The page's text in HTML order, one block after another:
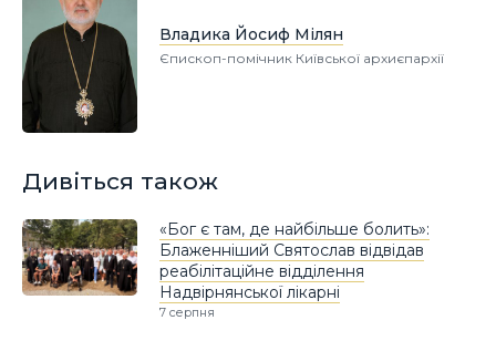
Владика Йосиф Мілян
Єпископ-помічник Київської архиєпархії
Дивіться також
«Бог є там, де найбільше болить»:
Блаженніший Святослав відвідав
реабілітаційне відділення
Надвірнянської лікарні
7 серпня